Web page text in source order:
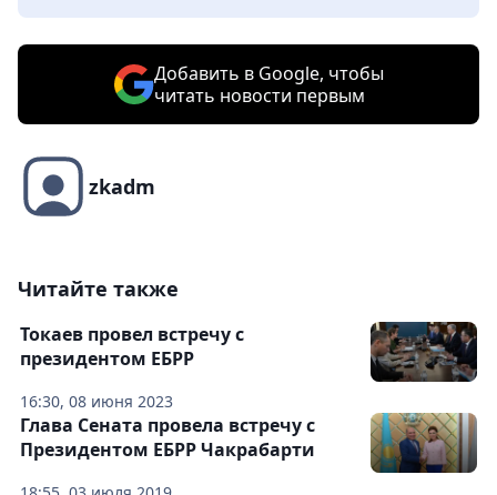
Добавить в Google, чтобы
читать новости первым
zkadm
Читайте также
16:30, 08 июня 2023
Токаев провел встречу с
президентом ЕБРР
Глава Сената провела встречу с
Президентом ЕБРР Чакрабарти